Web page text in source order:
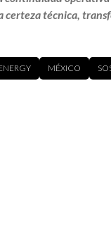
certeza técnica,
MÉXICO